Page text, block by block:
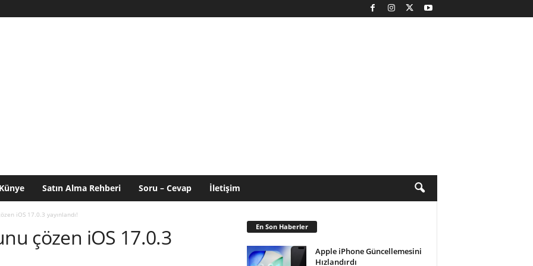
Künye Satın Alma Rehberi Soru – Cevap İletişim
iOS 17.0.3 yayınlandı!
çözen iOS 17.0.3
En Son Haberler
Apple iPhone Güncellemesini
Hızlandırdı